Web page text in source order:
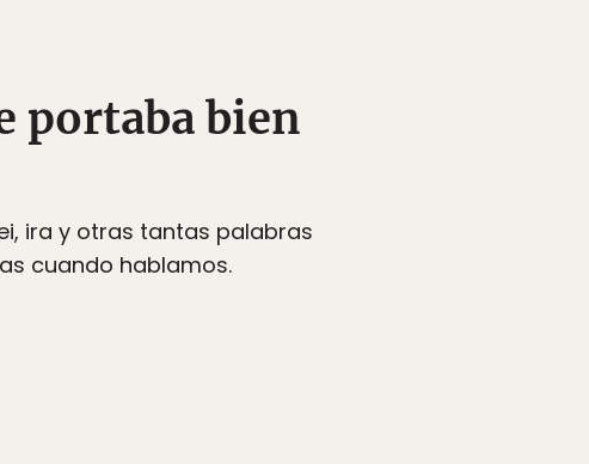
portaba bien
ira y otras tantas palabras
cuando hablamos.